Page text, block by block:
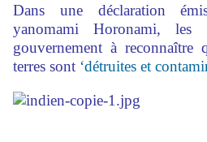
Dans une déclaration
yanomami Horonami, les
gouvernement à
terres sont ‘détruites et